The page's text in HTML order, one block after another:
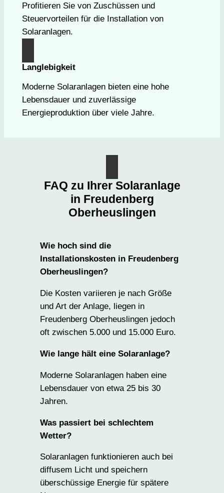
Profitieren Sie von Zuschüssen und
Steuervorteilen für die Installation von
Solaranlagen.
Langlebigkeit
Moderne Solaranlagen bieten eine hohe
Lebensdauer und zuverlässige
Energieproduktion über viele Jahre.
FAQ zu Ihrer Solaranlage
in Freudenberg
Oberheuslingen
Wie hoch sind die
Installationskosten in Freudenberg
Oberheuslingen?
Die Kosten variieren je nach Größe
und Art der Anlage, liegen in
Freudenberg Oberheuslingen jedoch
oft zwischen 5.000 und 15.000 Euro.
Wie lange hält eine Solaranlage?
Moderne Solaranlagen haben eine
Lebensdauer von etwa 25 bis 30
Jahren.
Was passiert bei schlechtem
Wetter?
Solaranlagen funktionieren auch bei
diffusem Licht und speichern
überschüssige Energie für spätere